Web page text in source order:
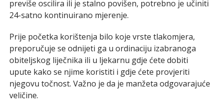
previše oscilira ili je stalno povišen, potrebno je učiniti
24-satno kontinuirano mjerenje.
Prije početka korištenja bilo koje vrste tlakomjera,
preporučuje se odnijeti ga u ordinaciju izabranoga
obiteljskog liječnika ili u ljekarnu gdje ćete dobiti
upute kako se njime koristiti i gdje ćete provjeriti
njegovu točnost. Važno je da je manžeta odgovarajuće
veličine.